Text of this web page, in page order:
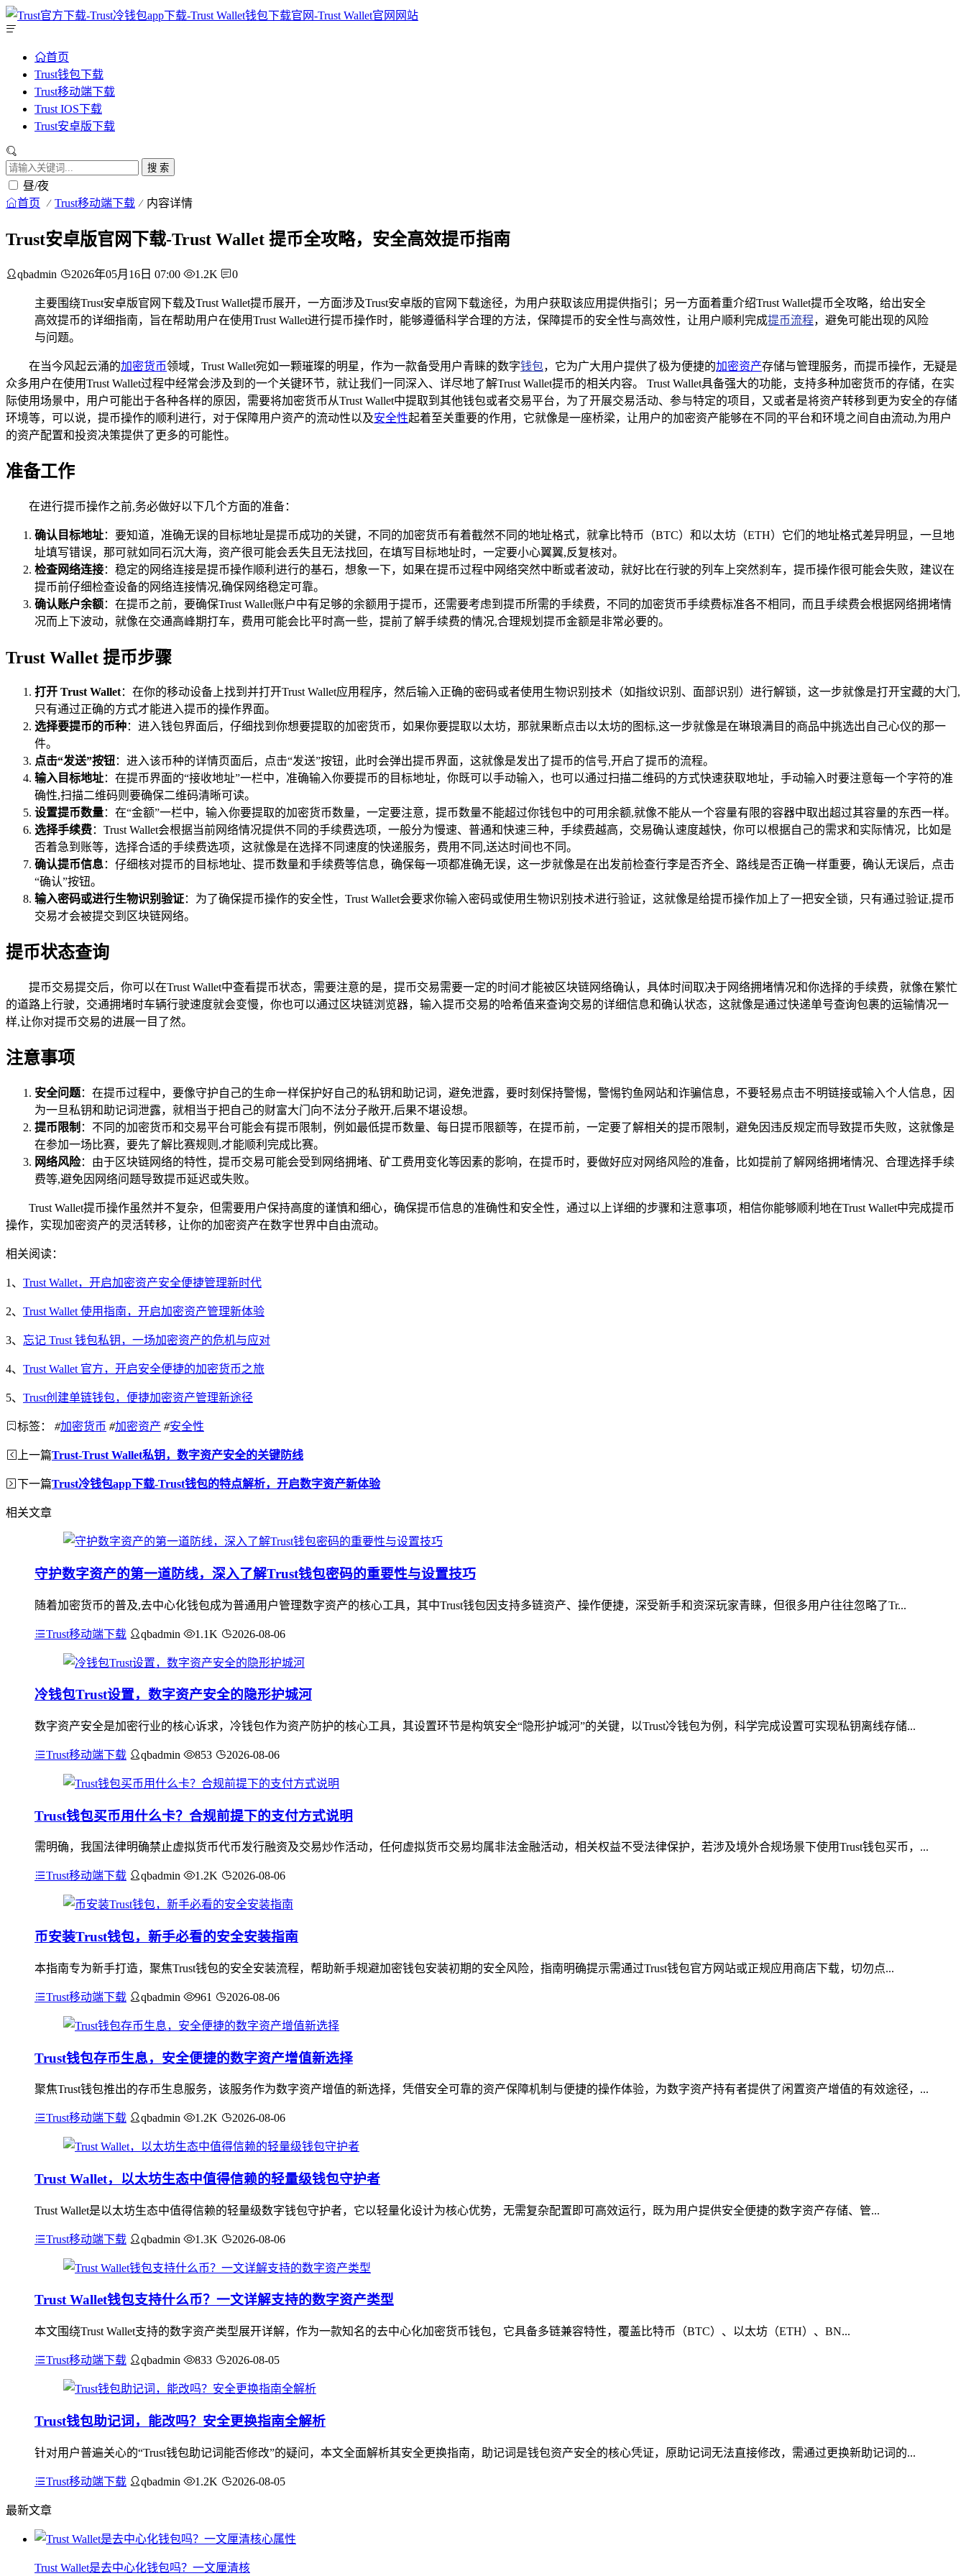
首页
Trust钱包下载
Trust移动端下载
Trust IOS下载
Trust安卓版下载
搜 索
昼/夜
首页 Trust移动端下载 内容详情
Trust安卓版官网下载-Trust Wallet 提币全攻略，安全高效提币指南
qbadmin 2026年05月16日 07:00 1.2K 0
主要围绕Trust安卓版官网下载及Trust Wallet提币展开，一方面涉及Trust安卓版的官网下载途径，为用户获取该应用提供指引；另一方面着重介绍Trust Wallet提币全攻略，给出安全
高效提币的详细指南，旨在帮助用户在使用Trust Wallet进行提币操作时，能够遵循科学合理的方法，保障提币的安全性与高效性，让用户顺利完成提币流程，避免可能出现的风险
与问题。
在当今风起云涌的加密货币领域，Trust Wallet宛如一颗璀璨的明星，作为一款备受用户青睐的数字钱包，它为广大用户提供了极为便捷的加密资产存储与管理服务，而提币操作，无疑是
众多用户在使用Trust Wallet过程中经常会涉及到的一个关键环节，就让我们一同深入、详尽地了解Trust Wallet提币的相关内容。 Trust Wallet具备强大的功能，支持多种加密货币的存储，在实
际使用场景中，用户可能出于各种各样的原因，需要将加密货币从Trust Wallet中提取到其他钱包或者交易平台，为了开展交易活动、参与特定的项目，又或者是将资产转移到更为安全的存储
环境等，可以说，提币操作的顺利进行，对于保障用户资产的流动性以及安全性起着至关重要的作用，它就像是一座桥梁，让用户的加密资产能够在不同的平台和环境之间自由流动,为用户
的资产配置和投资决策提供了更多的可能性。
准备工作
在进行提币操作之前,务必做好以下几个方面的准备：
确认目标地址：要知道，准确无误的目标地址是提币成功的关键，不同的加密货币有着截然不同的地址格式，就拿比特币（BTC）和以太坊（ETH）它们的地址格式差异明显，一旦地
址填写错误，那可就如同石沉大海，资产很可能会丢失且无法找回，在填写目标地址时，一定要小心翼翼,反复核对。
检查网络连接：稳定的网络连接是提币操作顺利进行的基石，想象一下，如果在提币过程中网络突然中断或者波动，就好比在行驶的列车上突然刹车，提币操作很可能会失败，建议在
提币前仔细检查设备的网络连接情况,确保网络稳定可靠。
确认账户余额：在提币之前，要确保Trust Wallet账户中有足够的余额用于提币，还需要考虑到提币所需的手续费，不同的加密货币手续费标准各不相同，而且手续费会根据网络拥堵情
况而上下波动，就像在交通高峰期打车，费用可能会比平时高一些，提前了解手续费的情况,合理规划提币金额是非常必要的。
Trust Wallet 提币步骤
打开 Trust Wallet：在你的移动设备上找到并打开Trust Wallet应用程序，然后输入正确的密码或者使用生物识别技术（如指纹识别、面部识别）进行解锁，这一步就像是打开宝藏的大门,
只有通过正确的方式才能进入提币的操作界面。
选择要提币的币种：进入钱包界面后，仔细找到你想要提取的加密货币，如果你要提取以太坊，那就果断点击以太坊的图标,这一步就像是在琳琅满目的商品中挑选出自己心仪的那一
件。
点击“发送”按钮：进入该币种的详情页面后，点击“发送”按钮，此时会弹出提币界面，这就像是发出了提币的信号,开启了提币的流程。
输入目标地址：在提币界面的“接收地址”一栏中，准确输入你要提币的目标地址，你既可以手动输入，也可以通过扫描二维码的方式快速获取地址，手动输入时要注意每一个字符的准
确性,扫描二维码则要确保二维码清晰可读。
设置提币数量：在“金额”一栏中，输入你要提取的加密货币数量，一定要注意，提币数量不能超过你钱包中的可用余额,就像不能从一个容量有限的容器中取出超过其容量的东西一样。
选择手续费：Trust Wallet会根据当前网络情况提供不同的手续费选项，一般分为慢速、普通和快速三种，手续费越高，交易确认速度越快，你可以根据自己的需求和实际情况，比如是
否着急到账等，选择合适的手续费选项，这就像是在选择不同速度的快递服务，费用不同,送达时间也不同。
确认提币信息：仔细核对提币的目标地址、提币数量和手续费等信息，确保每一项都准确无误，这一步就像是在出发前检查行李是否齐全、路线是否正确一样重要，确认无误后，点击
“确认”按钮。
输入密码或进行生物识别验证：为了确保提币操作的安全性，Trust Wallet会要求你输入密码或使用生物识别技术进行验证，这就像是给提币操作加上了一把安全锁，只有通过验证,提币
交易才会被提交到区块链网络。
提币状态查询
提币交易提交后，你可以在Trust Wallet中查看提币状态，需要注意的是，提币交易需要一定的时间才能被区块链网络确认，具体时间取决于网络拥堵情况和你选择的手续费，就像在繁忙
的道路上行驶，交通拥堵时车辆行驶速度就会变慢，你也可以通过区块链浏览器，输入提币交易的哈希值来查询交易的详细信息和确认状态，这就像是通过快递单号查询包裹的运输情况一
样,让你对提币交易的进展一目了然。
注意事项
安全问题：在提币过程中，要像守护自己的生命一样保护好自己的私钥和助记词，避免泄露，要时刻保持警惕，警惕钓鱼网站和诈骗信息，不要轻易点击不明链接或输入个人信息，因
为一旦私钥和助记词泄露，就相当于把自己的财富大门向不法分子敞开,后果不堪设想。
提币限制 ：不同的加密货币和交易平台可能会有提币限制，例如最低提币数量、每日提币限额等，在提币前，一定要了解相关的提币限制，避免因违反规定而导致提币失败，这就像是
在参加一场比赛，要先了解比赛规则,才能顺利完成比赛。
网络风险：由于区块链网络的特性，提币交易可能会受到网络拥堵、矿工费用变化等因素的影响，在提币时，要做好应对网络风险的准备，比如提前了解网络拥堵情况、合理选择手续
费等,避免因网络问题导致提币延迟或失败。
Trust Wallet提币操作虽然并不复杂，但需要用户保持高度的谨慎和细心，确保提币信息的准确性和安全性，通过以上详细的步骤和注意事项，相信你能够顺利地在Trust Wallet中完成提币
操作，实现加密资产的灵活转移，让你的加密资产在数字世界中自由流动。
相关阅读：
1、 Trust Wallet，开启加密资产安全便捷管理新时代
2、 Trust Wallet 使用指南，开启加密资产管理新体验
3、 忘记 Trust 钱包私钥，一场加密资产的危机与应对
4、 Trust Wallet 官方，开启安全便捷的加密货币之旅
5、 Trust创建单链钱包，便捷加密资产管理新途径
标签： #加密货币 #加密资产 #安全性
上一篇Trust-Trust Wallet私钥，数字资产安全的关键防线
下一篇Trust冷钱包app下载-Trust钱包的特点解析，开启数字资产新体验
相关文章
守护数字资产的第一道防线，深入了解Trust钱包密码的重要性与设置技巧
随着加密货币的普及,去中心化钱包成为普通用户管理数字资产的核心工具，其中Trust钱包因支持多链资产、操作便捷，深受新手和资深玩家青睐，但很多用户往往忽略了Tr...
Trust移动端下载 qbadmin 1.1K 2026-08-06
冷钱包Trust设置，数字资产安全的隐形护城河
数字资产安全是加密行业的核心诉求，冷钱包作为资产防护的核心工具，其设置环节是构筑安全“隐形护城河”的关键，以Trust冷钱包为例，科学完成设置可实现私钥离线存储...
Trust移动端下载 qbadmin 853 2026-08-06
Trust钱包买币用什么卡？合规前提下的支付方式说明
需明确，我国法律明确禁止虚拟货币代币发行融资及交易炒作活动，任何虚拟货币交易均属非法金融活动，相关权益不受法律保护，若涉及境外合规场景下使用Trust钱包买币，...
Trust移动端下载 qbadmin 1.2K 2026-08-06
币安装Trust钱包，新手必看的安全安装指南
本指南专为新手打造，聚焦Trust钱包的安全安装流程，帮助新手规避加密钱包安装初期的安全风险，指南明确提示需通过Trust钱包官方网站或正规应用商店下载，切勿点...
Trust移动端下载 qbadmin 961 2026-08-06
Trust钱包存币生息，安全便捷的数字资产增值新选择
聚焦Trust钱包推出的存币生息服务，该服务作为数字资产增值的新选择，凭借安全可靠的资产保障机制与便捷的操作体验，为数字资产持有者提供了闲置资产增值的有效途径，...
Trust移动端下载 qbadmin 1.2K 2026-08-06
Trust Wallet，以太坊生态中值得信赖的轻量级钱包守护者
Trust Wallet是以太坊生态中值得信赖的轻量级数字钱包守护者，它以轻量化设计为核心优势，无需复杂配置即可高效运行，既为用户提供安全便捷的数字资产存储、管...
Trust移动端下载 qbadmin 1.3K 2026-08-06
Trust Wallet钱包支持什么币？一文详解支持的数字资产类型
本文围绕Trust Wallet支持的数字资产类型展开详解，作为一款知名的去中心化加密货币钱包，它具备多链兼容特性，覆盖比特币（BTC）、以太坊（ETH）、BN...
Trust移动端下载 qbadmin 833 2026-08-05
Trust钱包助记词，能改吗？安全更换指南全解析
针对用户普遍关心的“Trust钱包助记词能否修改”的疑问，本文全面解析其安全更换指南，助记词是钱包资产安全的核心凭证，原助记词无法直接修改，需通过更换新助记词的...
Trust移动端下载 qbadmin 1.2K 2026-08-05
最新文章
Trust Wallet是去中心化钱包吗？一文厘清核